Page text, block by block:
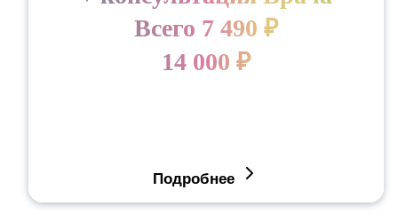
Всего 7 490 ₽
14 000 ₽
Подробнее